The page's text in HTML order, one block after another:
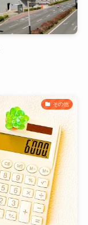
その他